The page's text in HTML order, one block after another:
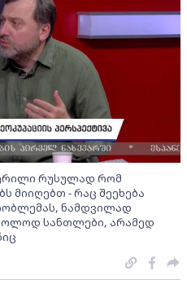
რუსულად რომ
მიიღებთ - რაც შეეხება
ნამდვილად
სანთლები, არამედ